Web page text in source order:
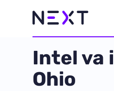
Intel va
Ohio